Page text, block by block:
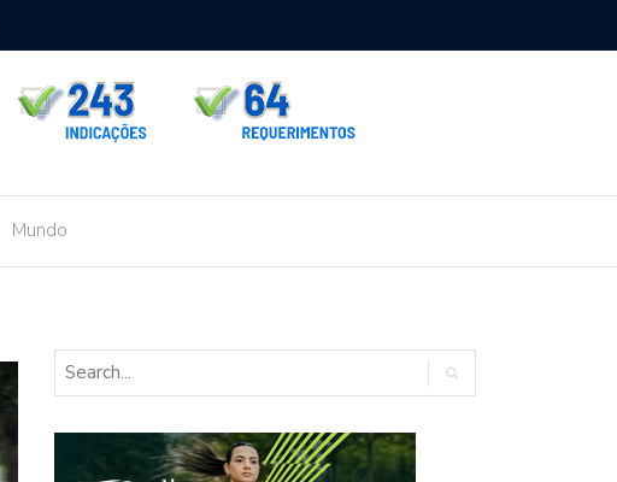
Dourados
Mundo